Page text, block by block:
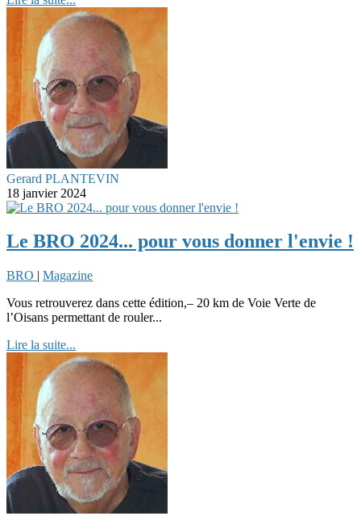
Gerard PLANTEVIN
18 janvier 2024
Le BRO 2024... pour vous donner l'envie !
BRO | Magazine
Vous retrouverez dans cette édition,– 20 km de Voie Verte de
l’Oisans permettant de rouler...
Lire la suite...